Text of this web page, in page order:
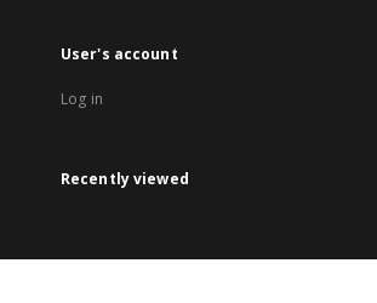
User's account
Log in
Recently viewed